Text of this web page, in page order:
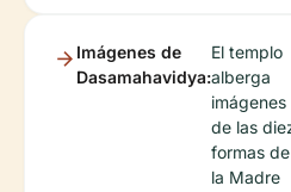
Imágenes de
Dasamahavidya:
El templo
alberga
imágenes
de las
formas de
la Madre